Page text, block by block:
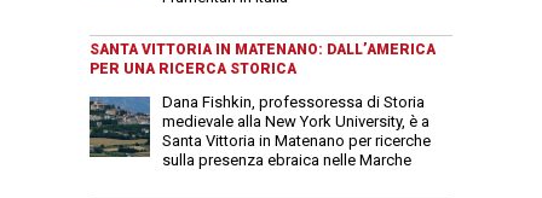
SANTA VITTORIA IN MATENANO: DALL’AMERICA
PER UNA RICERCA STORICA
Dana Fishkin, professoressa di Storia
medievale alla New York University, è a
Santa Vittoria in Matenano per ricerche
sulla presenza ebraica nelle Marche